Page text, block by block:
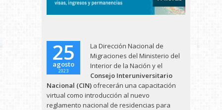
25
agosto
2023
La Dirección Nacional de
Migraciones del Ministerio del
Interior de la Nación y el
Consejo Interuniversitario
Nacional (CIN) ofrecerán una capacitación
virtual como introducción al nuevo
reglamento nacional de residencias para